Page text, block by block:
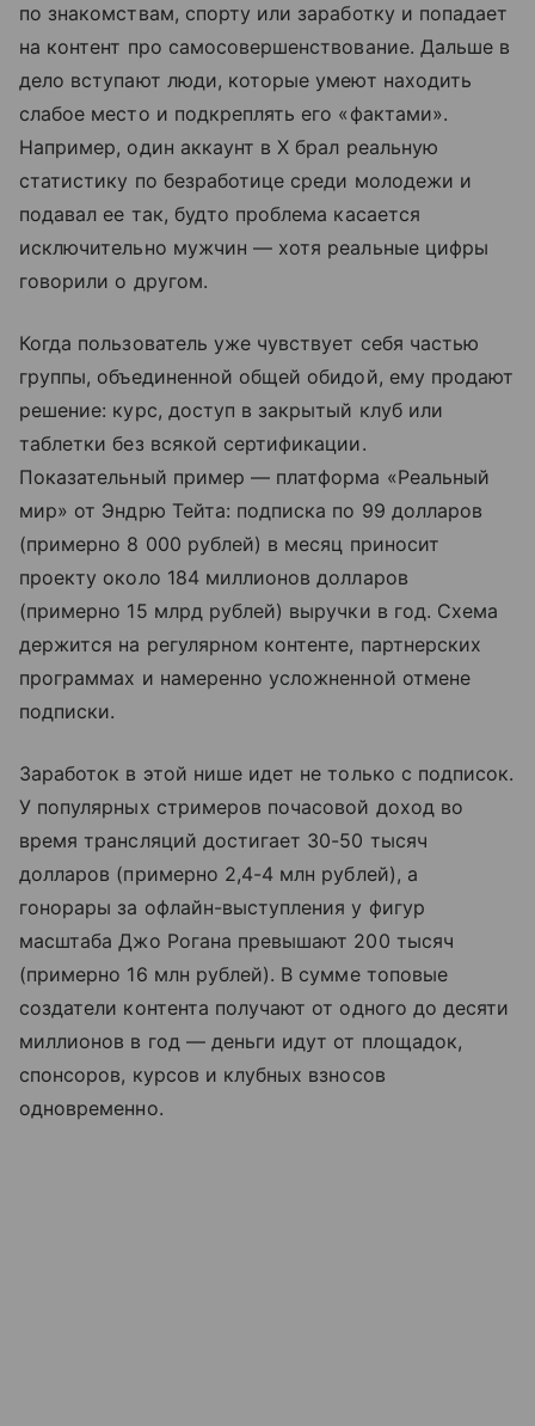
по знакомствам, спорту или заработку и попадает
на контент про самосовершенствование. Дальше в
дело вступают люди, которые умеют находить
слабое место и подкреплять его «фактами».
Например, один аккаунт в X брал реальную
статистику по безработице среди молодежи и
подавал ее так, будто проблема касается
исключительно мужчин — хотя реальные цифры
говорили о другом.
Когда пользователь уже чувствует себя частью
группы, объединенной общей обидой, ему продают
решение: курс, доступ в закрытый клуб или
таблетки без всякой сертификации.
Показательный пример — платформа «Реальный
мир» от Эндрю Тейта: подписка по 99 долларов
(примерно 8 000 рублей) в месяц приносит
проекту около 184 миллионов долларов
(примерно 15 млрд рублей) выручки в год. Схема
держится на регулярном контенте, партнерских
программах и намеренно усложненной отмене
подписки.
Заработок в этой нише идет не только с подписок.
У популярных стримеров почасовой доход во
время трансляций достигает 30-50 тысяч
долларов (примерно 2,4-4 млн рублей), а
гонорары за офлайн-выступления у фигур
масштаба Джо Рогана превышают 200 тысяч
(примерно 16 млн рублей). В сумме топовые
создатели контента получают от одного до десяти
миллионов в год — деньги идут от площадок,
спонсоров, курсов и клубных взносов
одновременно.